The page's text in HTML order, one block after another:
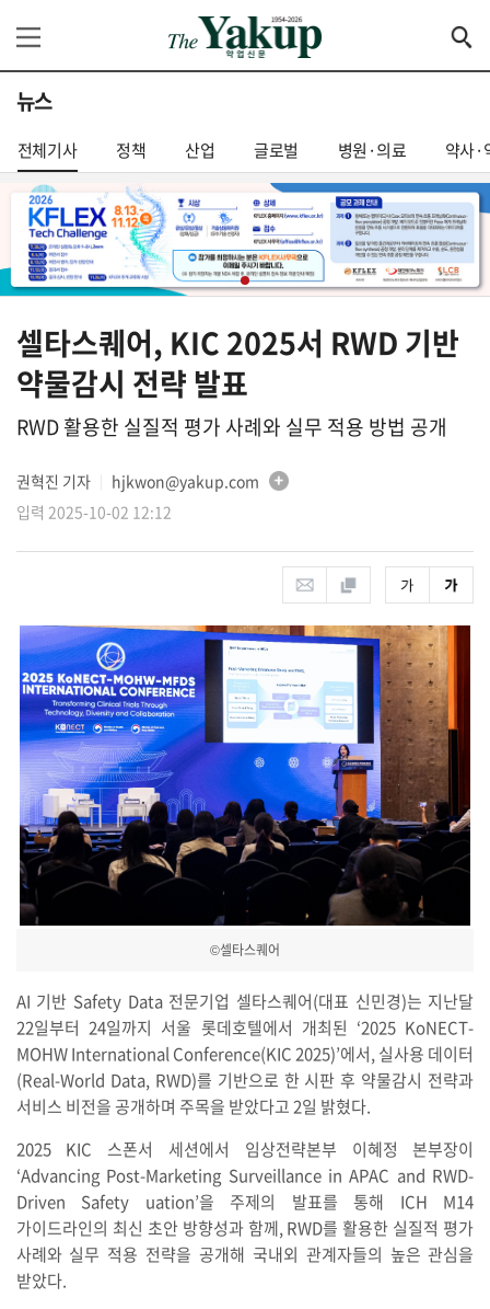
뉴스
전체기사 정책 산업 글로벌 병원·의료 약사·
셀타스퀘어, KIC 2025서 RWD 기반
약물감시 전략 발표
RWD 활용한 실질적 평가 사례와 실무 적용 방법 공개
권혁진 기자
hjkwon@yakup.com
입력 2025-10-02 12:12
©셀타스퀘어
AI 기반 Safety Data 전문기업 셀타스퀘어(대표 신민경)는 지난달
22일부터 24일까지 서울 롯데호텔에서 개최된 ‘2025 KoNECT-
MOHW International Conference(KIC 2025)’에서, 실사용 데이터
(Real-World Data, RWD)를 기반으로 한 시판 후 약물감시 전략과
서비스 비전을 공개하며 주목을 받았다고 2일 밝혔다.
2025 KIC 스폰서 세션에서 임상전략본부 이혜정 본부장이
‘Advancing Post-Marketing Surveillance in APAC and RWD-
Driven Safety uation’을 주제의 발표를 통해 ICH M14
가이드라인의 최신 초안 방향성과 함께, RWD를 활용한 실질적 평가
사례와 실무 적용 전략을 공개해 국내외 관계자들의 높은 관심을
받았다.